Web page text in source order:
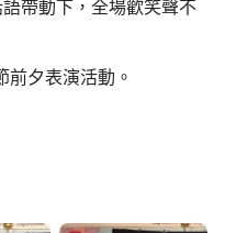
帶動下，全場歡笑聲不
前夕表演活動。